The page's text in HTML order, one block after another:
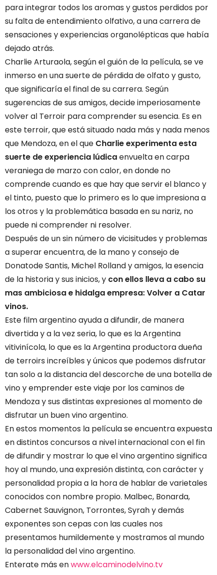
para integrar todos los aromas y gustos perdidos por
su falta de entendimiento olfativo, a una carrera de
sensaciones y experiencias organolépticas que había
dejado atrás.
Charlie Arturaola, según el guión de la película, se ve
inmerso en una suerte de pérdida de olfato y gusto,
que significaría el final de su carrera. Según
sugerencias de sus amigos, decide imperiosamente
volver al Terroir para comprender su esencia. Es en
este terroir, que está situado nada más y nada menos
que Mendoza, en el que Charlie experimenta esta
suerte de experiencia lúdicaenvuelta en carpa
veraniega de marzo con calor, en donde no
comprende cuando es que hay que servir el blanco y
el tinto, puesto que lo primero es lo que impresiona a
los otros y la problemática basada en su nariz, no
puede ni comprender ni resolver.
Después de un sin número de vicisitudes y problemas
a superar encuentra, de la mano y consejo de
Donatode Santis, Michel Rolland y amigos, la esencia
de la historia y sus inicios, y con ellos lleva a cabo su
mas ambiciosa e hidalga empresa: Volver a Catar
vinos.
Este film argentino ayuda a difundir, de manera
divertida y a la vez seria, lo que es la Argentina
vitivinícola, lo que es la Argentina productora dueña
de terroirs increíbles y únicos que podemos disfrutar
tan solo a la distancia del descorche de una botella de
vino y emprender este viaje por los caminos de
Mendoza y sus distintas expresiones al momento de
disfrutar un buen vino argentino.
En estos momentos la película se encuentra expuesta
en distintos concursos a nivel internacional con el fin
de difundir y mostrar lo que el vino argentino significa
hoy al mundo, una expresión distinta, con carácter y
personalidad propia a la hora de hablar de varietales
conocidos con nombre propio. Malbec, Bonarda,
Cabernet Sauvignon, Torrontes, Syrah y demás
exponentes son cepas con las cuales nos
presentamos humildemente y mostramos al mundo
la personalidad del vino argentino.
Enterate más enwww.elcaminodelvino.tv